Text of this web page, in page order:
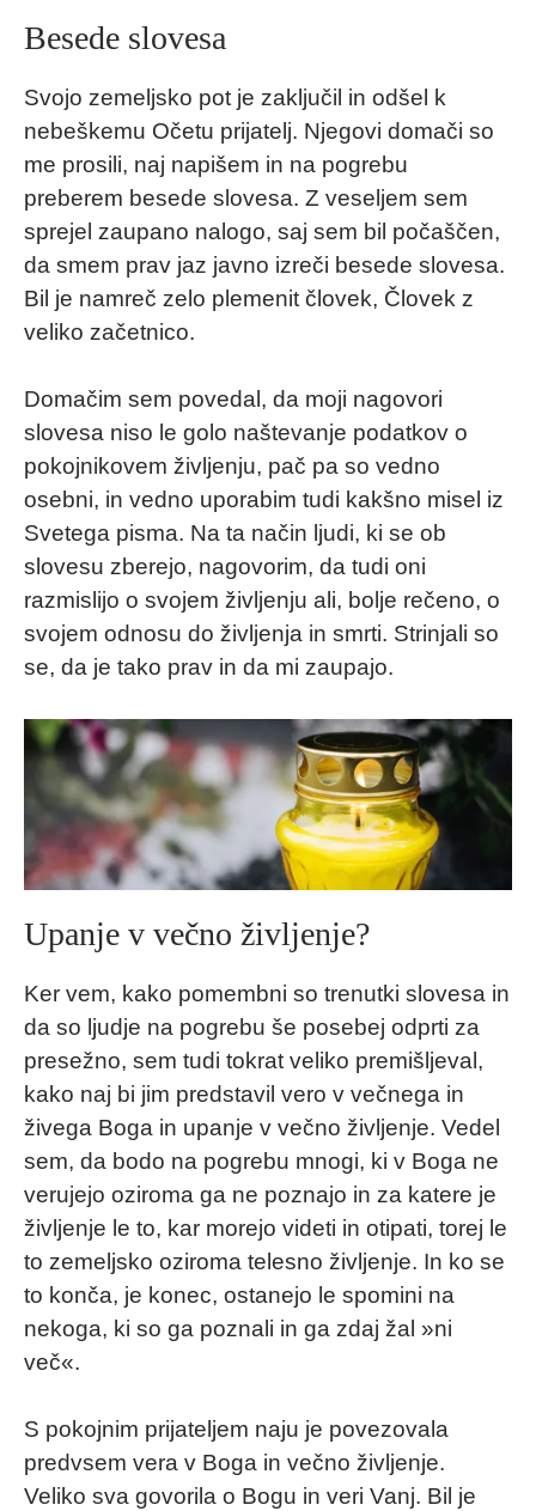
Besede slovesa
Svojo zemeljsko pot je zaključil in odšel k
nebeškemu Očetu prijatelj. Njegovi domači so
me prosili, naj napišem in na pogrebu
preberem besede slovesa. Z veseljem sem
sprejel zaupano nalogo, saj sem bil počaščen,
da smem prav jaz javno izreči besede slovesa.
Bil je namreč zelo plemenit človek, Človek z
veliko začetnico.
Domačim sem povedal, da moji nagovori
slovesa niso le golo naštevanje podatkov o
pokojnikovem življenju, pač pa so vedno
osebni, in vedno uporabim tudi kakšno misel iz
Svetega pisma. Na ta način ljudi, ki se ob
slovesu zberejo, nagovorim, da tudi oni
razmislijo o svojem življenju ali, bolje rečeno, o
svojem odnosu do življenja in smrti. Strinjali so
se, da je tako prav in da mi zaupajo.
Upanje v večno življenje?
Ker vem, kako pomembni so trenutki slovesa in
da so ljudje na pogrebu še posebej odprti za
presežno, sem tudi tokrat veliko premišljeval,
kako naj bi jim predstavil vero v večnega in
živega Boga in upanje v večno življenje. Vedel
sem, da bodo na pogrebu mnogi, ki v Boga ne
verujejo oziroma ga ne poznajo in za katere je
življenje le to, kar morejo videti in otipati, torej le
to zemeljsko oziroma telesno življenje. In ko se
to konča, je konec, ostanejo le spomini na
nekoga, ki so ga poznali in ga zdaj žal »ni
več«.
S pokojnim prijateljem naju je povezovala
predvsem vera v Boga in večno življenje.
Veliko sva govorila o Bogu in veri Vanj. Bil je